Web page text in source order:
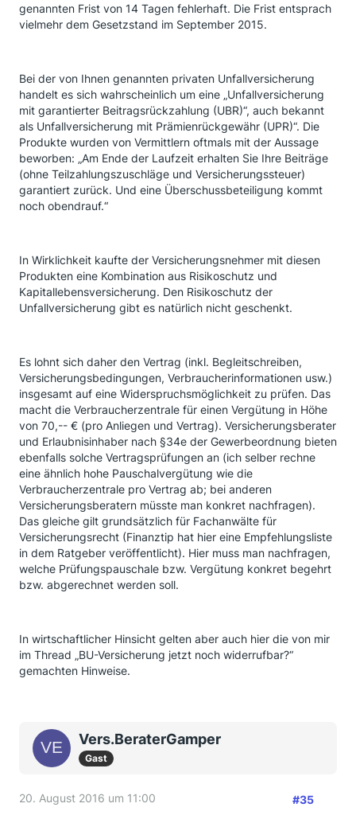
genannten Frist von 14 Tagen fehlerhaft. Die Frist entsprach
vielmehr dem Gesetzstand im September 2015.
Bei der von Ihnen genannten privaten Unfallversicherung
handelt es sich wahrscheinlich um eine „Unfallversicherung
mit garantierter Beitragsrückzahlung (UBR)“, auch bekannt
als Unfallversicherung mit Prämienrückgewähr (UPR)“. Die
Produkte wurden von Vermittlern oftmals mit der Aussage
beworben: „Am Ende der Laufzeit erhalten Sie Ihre Beiträge
(ohne Teilzahlungszuschläge und Versicherungssteuer)
garantiert zurück. Und eine Überschussbeteiligung kommt
noch obendrauf.“
In Wirklichkeit kaufte der Versicherungsnehmer mit diesen
Produkten eine Kombination aus Risikoschutz und
Kapitallebensversicherung. Den Risikoschutz der
Unfallversicherung gibt es natürlich nicht geschenkt.
Es lohnt sich daher den Vertrag (inkl. Begleitschreiben,
Versicherungsbedingungen, Verbraucherinformationen usw.)
insgesamt auf eine Widerspruchsmöglichkeit zu prüfen. Das
macht die Verbraucherzentrale für einen Vergütung in Höhe
von 70,-- € (pro Anliegen und Vertrag). Versicherungsberater
und Erlaubnisinhaber nach §34e der Gewerbeordnung bieten
ebenfalls solche Vertragsprüfungen an (ich selber rechne
eine ähnlich hohe Pauschalvergütung wie die
Verbraucherzentrale pro Vertrag ab; bei anderen
Versicherungsberatern müsste man konkret nachfragen).
Das gleiche gilt grundsätzlich für Fachanwälte für
Versicherungsrecht (Finanztip hat hier eine Empfehlungsliste
in dem Ratgeber veröffentlicht). Hier muss man nachfragen,
welche Prüfungspauschale bzw. Vergütung konkret begehrt
bzw. abgerechnet werden soll.
In wirtschaftlicher Hinsicht gelten aber auch hier die von mir
im Thread „BU-Versicherung jetzt noch widerrufbar?“
gemachten Hinweise.
Vers.BeraterGamper
Gast
20. August 2016 um 11:00 #35